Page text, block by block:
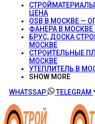
ЦЕНА
OSB В МОСКВЕ —
ФАНЕРА В
БРУС, ДОСКА
МОСКВЕ
СТРОИТЕЛЬНЫЕ
МОСКВЕ
УТЕПЛИТЕЛЬ В
SHOW MORE
WHATSSAP
TELEGRAM